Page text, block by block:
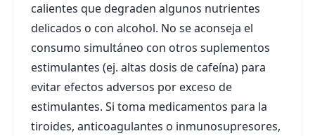
calientes que degraden algunos nutrientes
delicados o con alcohol. No se aconseja el
consumo simultáneo con otros suplementos
estimulantes (ej. altas dosis de cafeína) para
evitar efectos adversos por exceso de
estimulantes. Si toma medicamentos para la
tiroides, anticoagulantes o inmunosupresores,